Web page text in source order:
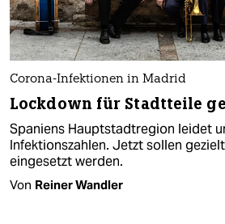
Corona-Infektionen in Madrid
Lockdown für Stadtteile
Spaniens Hauptstadtregion leidet
Infektionszahlen. Jetzt sollen
eingesetzt werden.
Von Reiner Wandler